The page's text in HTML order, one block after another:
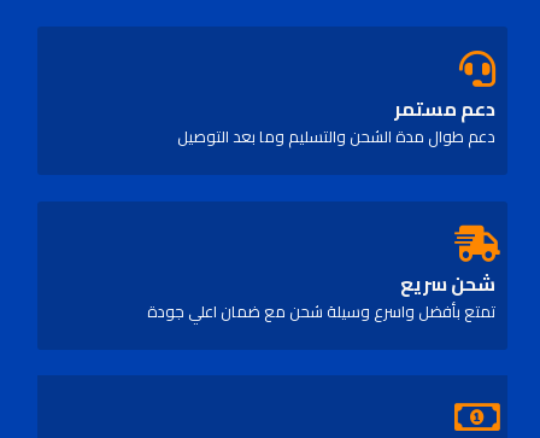
دعم مستمر
دعم طوال مدة الشحن والتسليم وما بعد التوصيل
شحن سريع
تمتع بأفضل واسرع وسيلة شحن مع ضمان اعلي جودة